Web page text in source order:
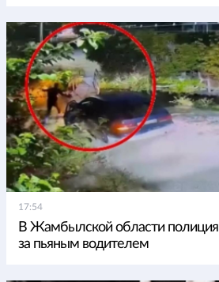
17:54
В Жамбылской области полиция
за пьяным водителем